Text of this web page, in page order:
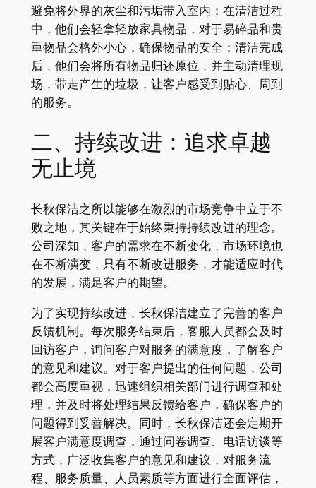
避免将外界的灰尘和污垢带入室内；在清洁过程
中，他们会轻拿轻放家具物品，对于易碎品和贵
重物品会格外小心，确保物品的安全；清洁完成
后，他们会将所有物品归还原位，并主动清理现
场，带走产生的垃圾，让客户感受到贴心、周到
的服务。
二、持续改进：追求卓越
无止境
长秋保洁之所以能够在激烈的市场竞争中立于不
败之地，其关键在于始终秉持持续改进的理念。
公司深知，客户的需求在不断变化，市场环境也
在不断演变，只有不断改进服务，才能适应时代
的发展，满足客户的期望。
为了实现持续改进，长秋保洁建立了完善的客户
反馈机制。每次服务结束后，客服人员都会及时
回访客户，询问客户对服务的满意度，了解客户
的意见和建议。对于客户提出的任何问题，公司
都会高度重视，迅速组织相关部门进行调查和处
理，并及时将处理结果反馈给客户，确保客户的
问题得到妥善解决。同时，长秋保洁还会定期开
展客户满意度调查，通过问卷调查、电话访谈等
方式，广泛收集客户的意见和建议，对服务流
程、服务质量、人员素质等方面进行全面评估，